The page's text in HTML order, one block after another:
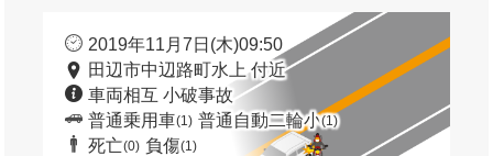
2019年11月7日(木)09:50
田辺市中辺路町水上 付近
車両相互 小破事故
普通乗用車(1) 普通自動二輪小(1)
死亡(0) 負傷(1)